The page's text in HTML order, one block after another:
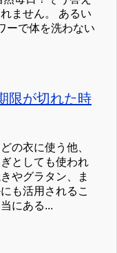
ません。 あるい
ーで体を洗わない
限が切れた時
の衣に使う他、
としても使われ
やグラタン、ま
も活用されるこ
にある...